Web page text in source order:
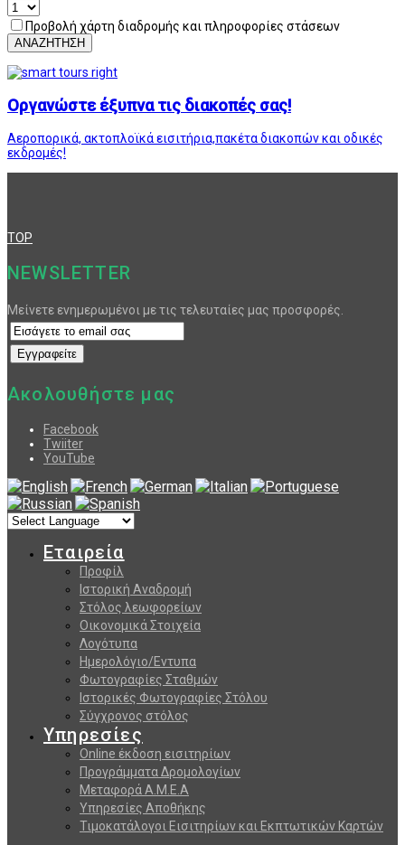
Προβολή χάρτη διαδρομής και πληροφορίες στάσεων
ΑΝΑΖΗΤΗΣΗ
Οργανώστε έξυπνα τις διακοπές σας!
Αεροπορικά, ακτοπλοϊκά εισιτήρια,πακέτα διακοπών και οδικές
εκδρομές!
TOP
NEWSLETTER
Μείνετε ενημερωμένοι με τις τελευταίες μας προσφορές.
Ακολουθήστε μας
Facebook
Twiiter
YouTube
Εταιρεία
Προφίλ
Ιστορική Αναδρομή
Στόλος λεωφορείων
Οικονομικά Στοιχεία
Λογότυπα
Ημερολόγιο/Εντυπα
Φωτογραφίες Σταθμών
Ιστορικές Φωτογραφίες Στόλου
Σύγχρονος στόλος
Υπηρεσίες
Online έκδοση εισιτηρίων
Προγράμματα Δρομολογίων
Μεταφορά Α.Μ.Ε.Α
Υπηρεσίες Αποθήκης
Τιμοκατάλογοι Εισιτηρίων και Εκπτωτικών Καρτών